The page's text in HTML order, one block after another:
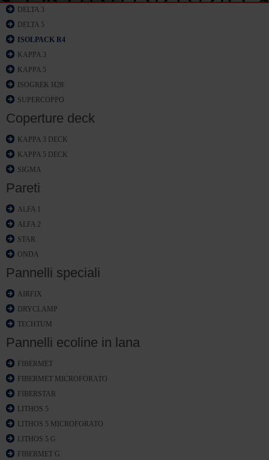
DELTA 3
DELTA 5
ISOLPACK R4
KAPPA 3
KAPPA 5
ISOGREK H28
SUPERCOPPO
Coperture deck
KAPPA 3 DECK
KAPPA 5 DECK
SIGMA
Pareti
ALFA 1
ALFA 2
STAR
ONDA
Pannelli speciali
AIRFIX
DRYCLAMP
TECHTUM
Pannelli ecoline in lana
FIBERMET
FIBERMET MICROFORATO
FIBERSTAR
LITHOS 5
LITHOS 5 MICROFORATO
LITHOS 5 G
FIBERMET G